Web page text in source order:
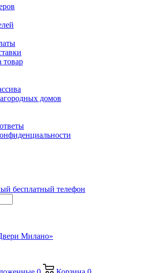
товар
домов
бесплатный телефон